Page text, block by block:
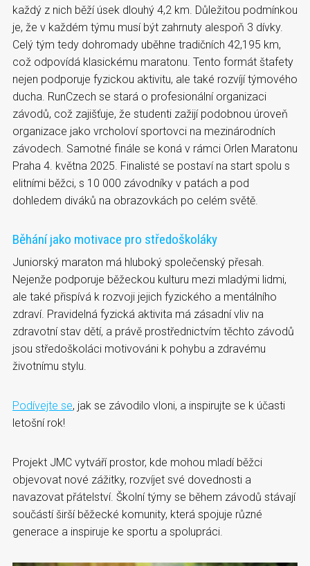
každý z nich běží úsek dlouhý 4,2 km. Důležitou podmínkou
je, že v každém týmu musí být zahrnuty alespoň 3 dívky.
Celý tým tedy dohromady uběhne tradičních 42,195 km,
což odpovídá klasickému maratonu. Tento formát štafety
nejen podporuje fyzickou aktivitu, ale také rozvíjí týmového
ducha. RunCzech se stará o profesionální organizaci
závodů, což zajišťuje, že studenti zažijí podobnou úroveň
organizace jako vrcholoví sportovci na mezinárodních
závodech. Samotné finále se koná v rámci Orlen Maratonu
Praha 4. května 2025. Finalisté se postaví na start spolu s
elitními běžci, s 10 000 závodníky v patách a pod
dohledem diváků na obrazovkách po celém světě.
Běhání jako motivace pro středoškoláky
Juniorský maraton má hluboký společenský přesah.
Nejenže podporuje běžeckou kulturu mezi mladými lidmi,
ale také přispívá k rozvoji jejich fyzického a mentálního
zdraví. Pravidelná fyzická aktivita má zásadní vliv na
zdravotní stav dětí, a právě prostřednictvím těchto závodů
jsou středoškoláci motivováni k pohybu a zdravému
životnímu stylu.
Podívejte se, jak se závodilo vloni, a inspirujte se k účasti
letošní rok!
Projekt JMC vytváří prostor, kde mohou mladí běžci
objevovat nové zážitky, rozvíjet své dovednosti a
navazovat přátelství. Školní týmy se během závodů stávají
součástí širší běžecké komunity, která spojuje různé
generace a inspiruje ke sportu a spolupráci.